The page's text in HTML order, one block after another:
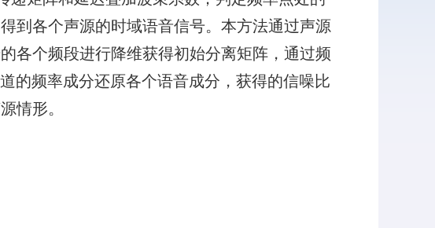
到各个声源的时域语音信号。本方法通过声源
各个频段进行降维获得初始分离矩阵，通过频
的频率成分还原各个语音成分，获得的信噪比
情形。